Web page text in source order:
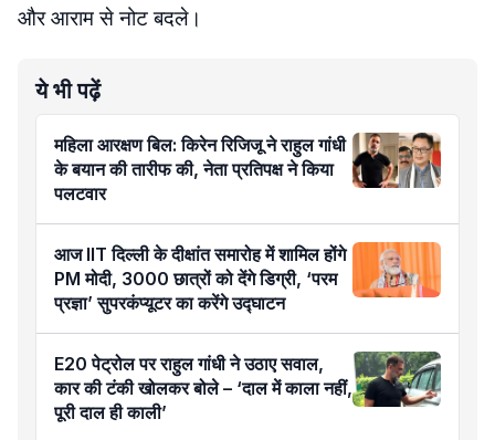
और आराम से नोट बदले।
ये भी पढ़ें
महिला आरक्षण बिल: किरेन रिजिजू ने राहुल गांधी
के बयान की तारीफ की, नेता प्रतिपक्ष ने किया
पलटवार
आज IIT दिल्ली के दीक्षांत समारोह में शामिल होंगे
PM मोदी, 3000 छात्रों को देंगे डिग्री, ‘परम
प्रज्ञा’ सुपरकंप्यूटर का करेंगे उद्घाटन
E20 पेट्रोल पर राहुल गांधी ने उठाए सवाल,
कार की टंकी खोलकर बोले – ‘दाल में काला नहीं,
पूरी दाल ही काली’